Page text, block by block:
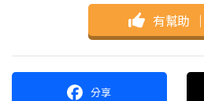
有幫助 ｜
分享